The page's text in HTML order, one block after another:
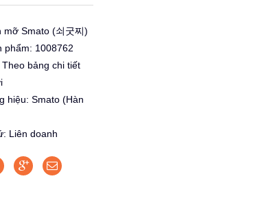
mỡ Smato (쇠굿찌)
phẩm: 1008762
Theo bảng chi tiết
hiệu: Smato (Hàn
Liên doanh